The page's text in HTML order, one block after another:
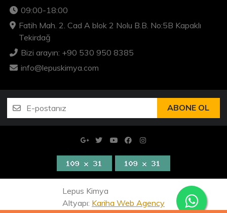
09:00-18:00
Fatih Mah. 2. Cad A blok 2 Nolu B.B. No:5B Kapaklı
Tekirdağ
Bizi arayın: +90 530 950 8385
info@lepuskimya.com
ABONE OL
Lepus Kimya
Altyapı: Kariha Web Agency